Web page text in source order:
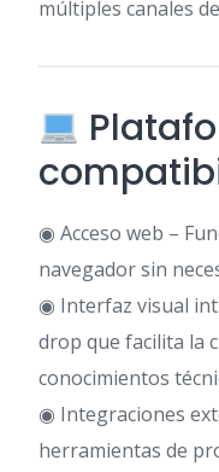
múltiples canales
◉ Acceso web –
navegador sin
◉ Interfaz visual
drop que facilita la
conocimientos
◉ Integraciones
herramientas de